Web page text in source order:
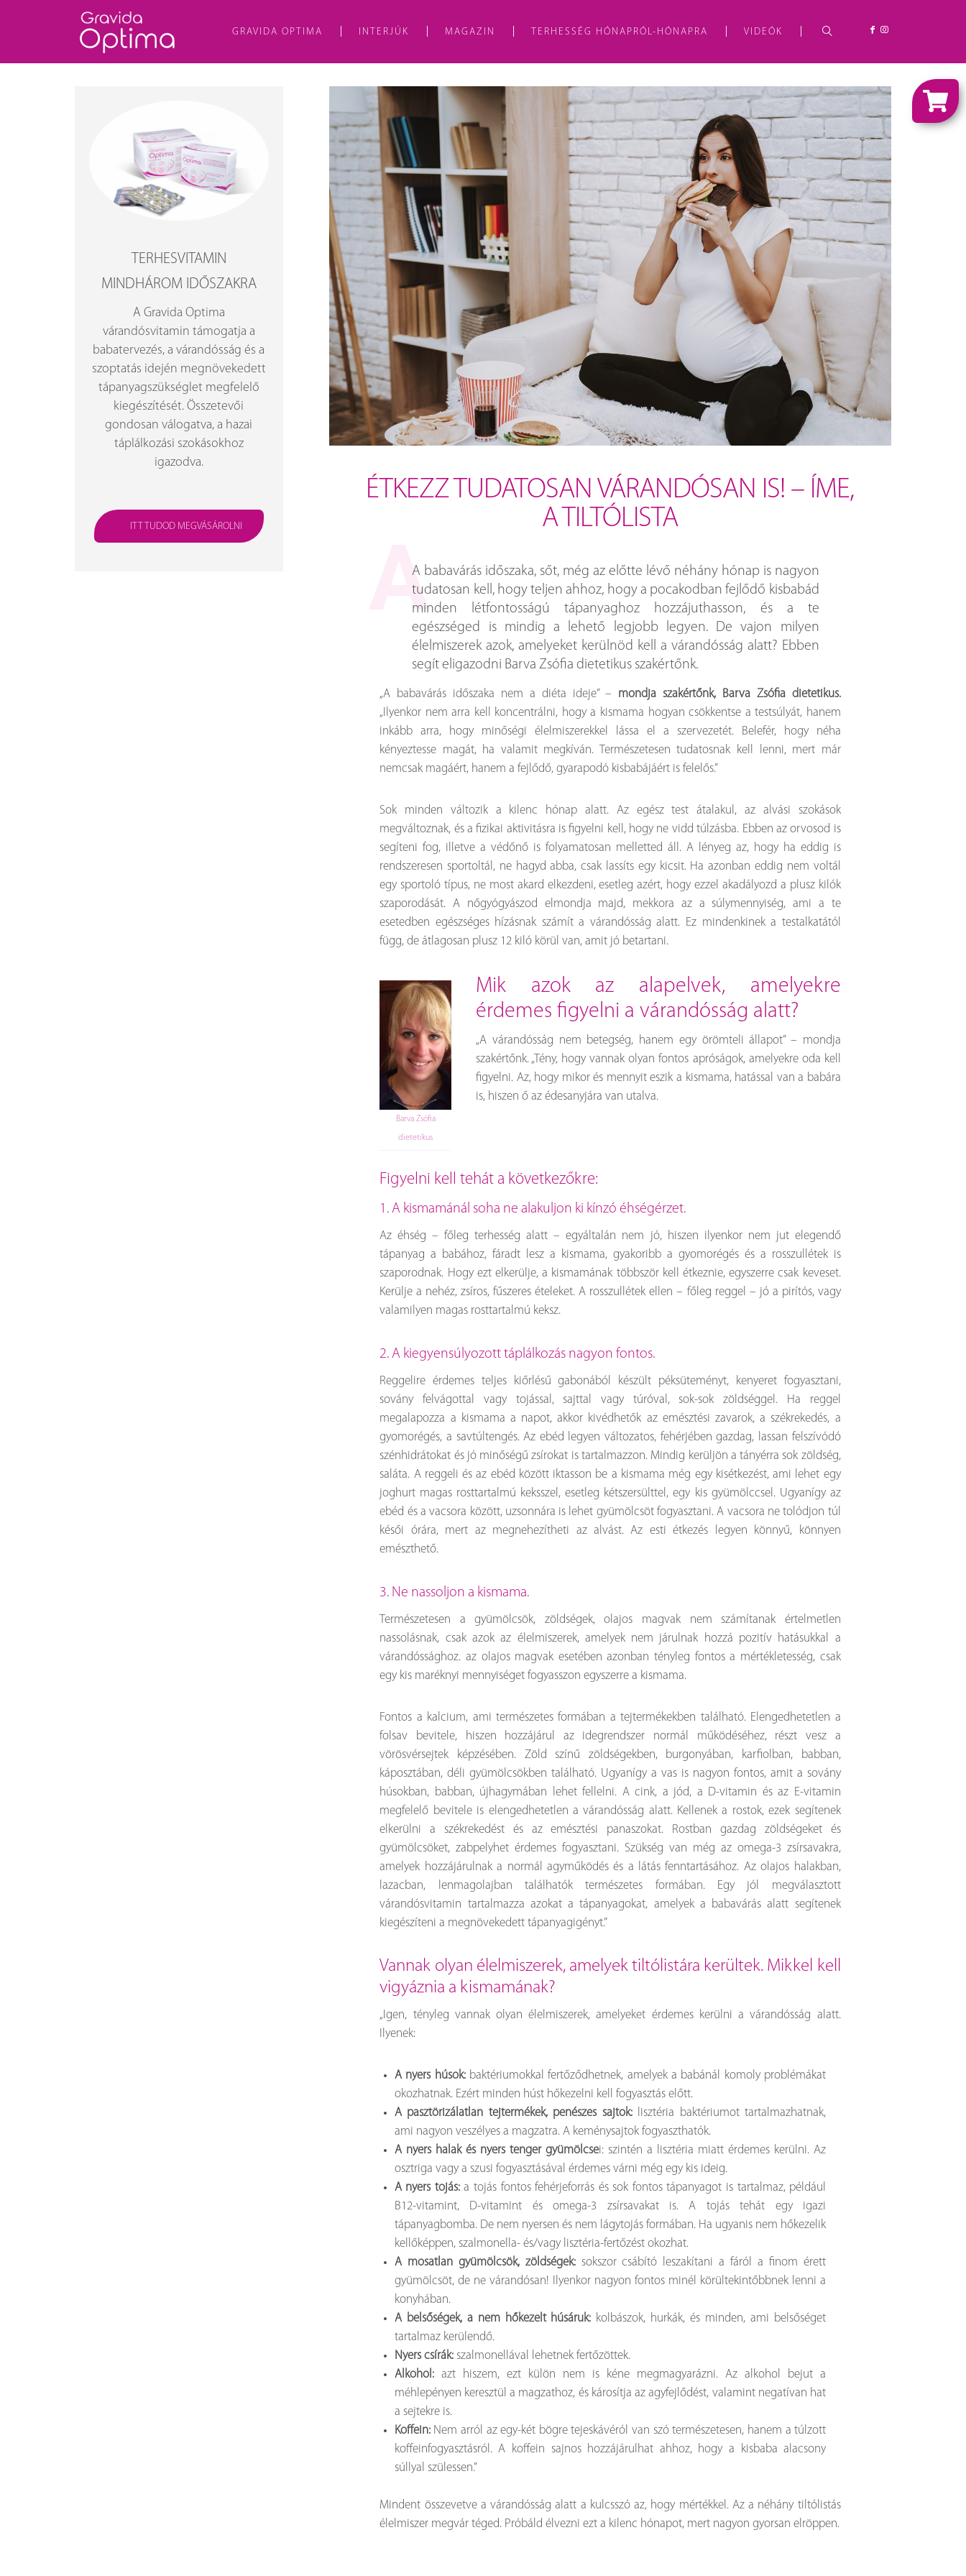
GRAVIDA OPTIMA INTERJÚK MAGAZIN TERHESSÉG HÓNAPRÓL-HÓNAPRA VIDEÓK
ÉTKEZZ TUDATOSAN VÁRANDÓSAN IS! – ÍME,
A TILTÓLISTA
A babavárás időszaka, sőt, még az előtte lévő néhány hónap is nagyon
tudatosan kell, hogy teljen ahhoz, hogy a pocakodban fejlődő kisbabád
minden létfontosságú tápanyaghoz hozzájuthasson, és a te
egészséged is mindig a lehető legjobb legyen. De vajon milyen
élelmiszerek azok, amelyeket kerülnöd kell a várandósság alatt? Ebben
segít eligazodni Barva Zsófia dietetikus szakértőnk.
„A babavárás időszaka nem a diéta ideje” – mondja szakértőnk, Barva Zsófia dietetikus.
„Ilyenkor nem arra kell koncentrálni, hogy a kismama hogyan csökkentse a testsúlyát, hanem
inkább arra, hogy minőségi élelmiszerekkel lássa el a szervezetét. Belefér, hogy néha
kényeztesse magát, ha valamit megkíván. Természetesen tudatosnak kell lenni, mert már
nemcsak magáért, hanem a fejlődő, gyarapodó kisbabájáért is felelős.”
Sok minden változik a kilenc hónap alatt. Az egész test átalakul, az alvási szokások
megváltoznak, és a fizikai aktivitásra is figyelni kell, hogy ne vidd túlzásba. Ebben az orvosod is
segíteni fog, illetve a védőnő is folyamatosan melletted áll. A lényeg az, hogy ha eddig is
rendszeresen sportoltál, ne hagyd abba, csak lassíts egy kicsit. Ha azonban eddig nem voltál
egy sportoló típus, ne most akard elkezdeni, esetleg azért, hogy ezzel akadályozd a plusz kilók
szaporodását. A nőgyógyászod elmondja majd, mekkora az a súlymennyiség, ami a te
esetedben egészséges hízásnak számít a várandósság alatt. Ez mindenkinek a testalkatától
függ, de átlagosan plusz 12 kiló körül van, amit jó betartani.
Barva Zsófia
dietetikus
mik azok az alapelvek, amelyekre
érdemes figyelni a várandósság alatt?
„A várandósság nem betegség, hanem egy örömteli állapot” – mondja
szakértőnk. „Tény, hogy vannak olyan fontos apróságok, amelyekre oda kell
figyelni. Az, hogy mikor és mennyit eszik a kismama, hatással van a babára
is, hiszen ő az édesanyjára van utalva.
Figyelni kell tehát a következőkre:
1. A kismamánál soha ne alakuljon ki kínzó éhségérzet.
Az éhség – főleg terhesség alatt – egyáltalán nem jó, hiszen ilyenkor nem jut elegendő
tápanyag a babához, fáradt lesz a kismama, gyakoribb a gyomorégés és a rosszullétek is
szaporodnak. Hogy ezt elkerülje, a kismamának többször kell étkeznie, egyszerre csak keveset.
Kerülje a nehéz, zsíros, fűszeres ételeket. A rosszullétek ellen – főleg reggel – jó a pirítós, vagy
valamilyen magas rosttartalmú keksz.
2. A kiegyensúlyozott táplálkozás nagyon fontos.
Reggelire érdemes teljes kiőrlésű gabonából készült péksüteményt, kenyeret fogyasztani,
sovány felvágottal vagy tojással, sajttal vagy túróval, sok-sok zöldséggel. Ha reggel
megalapozza a kismama a napot, akkor kivédhetők az emésztési zavarok, a székrekedés, a
gyomorégés, a savtúltengés. Az ebéd legyen változatos, fehérjében gazdag, lassan felszívódó
szénhidrátokat és jó minőségű zsírokat is tartalmazzon. Mindig kerüljön a tányérra sok zöldség,
saláta. A reggeli és az ebéd között iktasson be a kismama még egy kisétkezést, ami lehet egy
joghurt magas rosttartalmú keksszel, esetleg kétszersülttel, egy kis gyümölccsel. Ugyanígy az
ebéd és a vacsora között, uzsonnára is lehet gyümölcsöt fogyasztani. A vacsora ne tolódjon túl
késői órára, mert az megnehezítheti az alvást. Az esti étkezés legyen könnyű, könnyen
emészthető.
3. Ne nassoljon a kismama.
Természetesen a gyümölcsök, zöldségek, olajos magvak nem számítanak értelmetlen
nassolásnak, csak azok az élelmiszerek, amelyek nem járulnak hozzá pozitív hatásukkal a
várandóssághoz. az olajos magvak esetében azonban tényleg fontos a mértékletesség, csak
egy kis maréknyi mennyiséget fogyasszon egyszerre a kismama.
Fontos a kalcium, ami természetes formában a tejtermékekben található. Elengedhetetlen a
folsav bevitele, hiszen hozzájárul az idegrendszer normál működéséhez, részt vesz a
vörösvérsejtek képzésében. Zöld színű zöldségekben, burgonyában, karfiolban, babban,
káposztában, déli gyümölcsökben található. Ugyanígy a vas is nagyon fontos, amit a sovány
húsokban, babban, újhagymában lehet fellelni. A cink, a jód, a D-vitamin és az E-vitamin
megfelelő bevitele is elengedhetetlen a várandósság alatt. Kellenek a rostok, ezek segítenek
elkerülni a székrekedést és az emésztési panaszokat. Rostban gazdag zöldségeket és
gyümölcsöket, zabpelyhet érdemes fogyasztani. Szükség van még az omega-3 zsírsavakra,
amelyek hozzájárulnak a normál agyműködés és a látás fenntartásához. Az olajos halakban,
lazacban, lenmagolajban találhatók természetes formában. Egy jól megválasztott
várandósvitamin tartalmazza azokat a tápanyagokat, amelyek a babavárás alatt segítenek
kiegészíteni a megnövekedett tápanyagigényt.”
Vannak olyan élelmiszerek, amelyek tiltólistára kerültek. Mikkel kell
vigyáznia a kismamának?
„Igen, tényleg vannak olyan élelmiszerek, amelyeket érdemes kerülni a várandósság alatt.
Ilyenek:
A nyers húsok:baktériumokkal fertőződhetnek, amelyek a babánál komoly problémákat
okozhatnak. Ezért minden húst hőkezelni kell fogyasztás előtt.
A pasztörizálatlan tejtermékek, penészes sajtok:lisztéria baktériumot tartalmazhatnak,
ami nagyon veszélyes a magzatra. A keménysajtok fogyaszthatók.
A nyers halak és nyers tenger gyümölcsei: szintén a lisztéria miatt érdemes kerülni. Az
osztriga vagy a szusi fogyasztásával érdemes várni még egy kis ideig.
A nyers tojás:a tojás fontos fehérjeforrás és sok fontos tápanyagot is tartalmaz, például
B12-vitamint, D-vitamint és omega-3 zsírsavakat is. A tojás tehát egy igazi
tápanyagbomba. De nem nyersen és nem lágytojás formában. Ha ugyanis nem hőkezelik
kellőképpen, szalmonella- és/vagy lisztéria-fertőzést okozhat.
A mosatlan gyümölcsök, zöldségek:sokszor csábító leszakítani a fáról a finom érett
gyümölcsöt, de ne várandósan! Ilyenkor nagyon fontos minél körültekintőbbnek lenni a
konyhában.
A belsőségek, a nem hőkezelt húsáruk: kolbászok, hurkák, és minden, ami belsőséget
tartalmaz kerülendő.
Nyers csírák:szalmonellával lehetnek fertőzöttek.
Alkohol:azt hiszem, ezt külön nem is kéne megmagyarázni. Az alkohol bejut a
méhlepényen keresztül a magzathoz, és károsítja az agyfejlődést, valamint negatívan hat
a sejtekre is.
Koffein:Nem arról az egy-két bögre tejeskávéról van szó természetesen, hanem a túlzott
koffeinfogyasztásról. A koffein sajnos hozzájárulhat ahhoz, hogy a kisbaba alacsony
súllyal szülessen.”
Mindent összevetve a várandósság alatt a kulcsszó az, hogy mértékkel. Az a néhány tiltólistás
élelmiszer megvár téged. Próbáld élvezni ezt a kilenc hónapot, mert nagyon gyorsan elröppen.
TERHESVITAMIN
MINDHÁROM IDŐSZAKRA
A Gravida Optima
várandósvitamin támogatja a
babatervezés, a várandósság és a
szoptatás idején megnövekedett
tápanyagszükséglet megfelelő
kiegészítését. Összetevői
gondosan válogatva, a hazai
táplálkozási szokásokhoz
igazodva.
ITT TUDOD MEGVÁSÁROLNI